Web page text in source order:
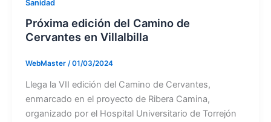
Sanidad
Próxima edición del Camino de
Cervantes en Villalbilla
WebMaster /01/03/2024
Llega la VII edición del Camino de Cervantes,
enmarcado en el proyecto de Ribera Camina,
organizado por el Hospital Universitario de Torrejón